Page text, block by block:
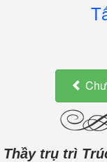
Thầy trụ trì